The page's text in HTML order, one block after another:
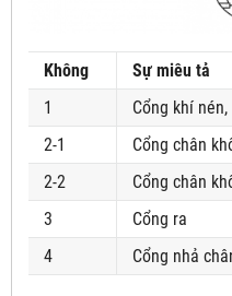
Không
Sự miêu tả
1
Cổng khí
2-1
Cổng chân
2-2
Cổng chân
3
Cổng ra
4
Cổng nhả